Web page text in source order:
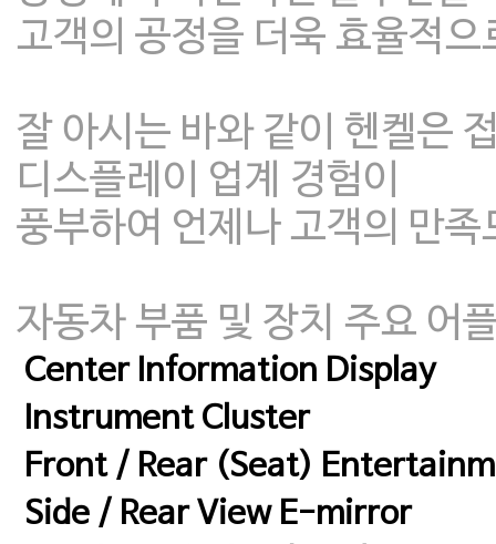
고객의 공정을 더욱 효율적
잘 아시는 바와 같이 헨켈은
디스플레이 업계 경험이
풍부하여 언제나 고객의 만
자동차 부품 및 장치 주요 어
Center Information Display
Instrument Cluster
Front / Rear (Seat)
Side / Rear View E-mirror